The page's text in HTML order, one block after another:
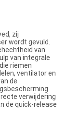
zij
wordt gevuld.
van
van integrale
riemen
ventilator en
de
verwijdering
de quick-release